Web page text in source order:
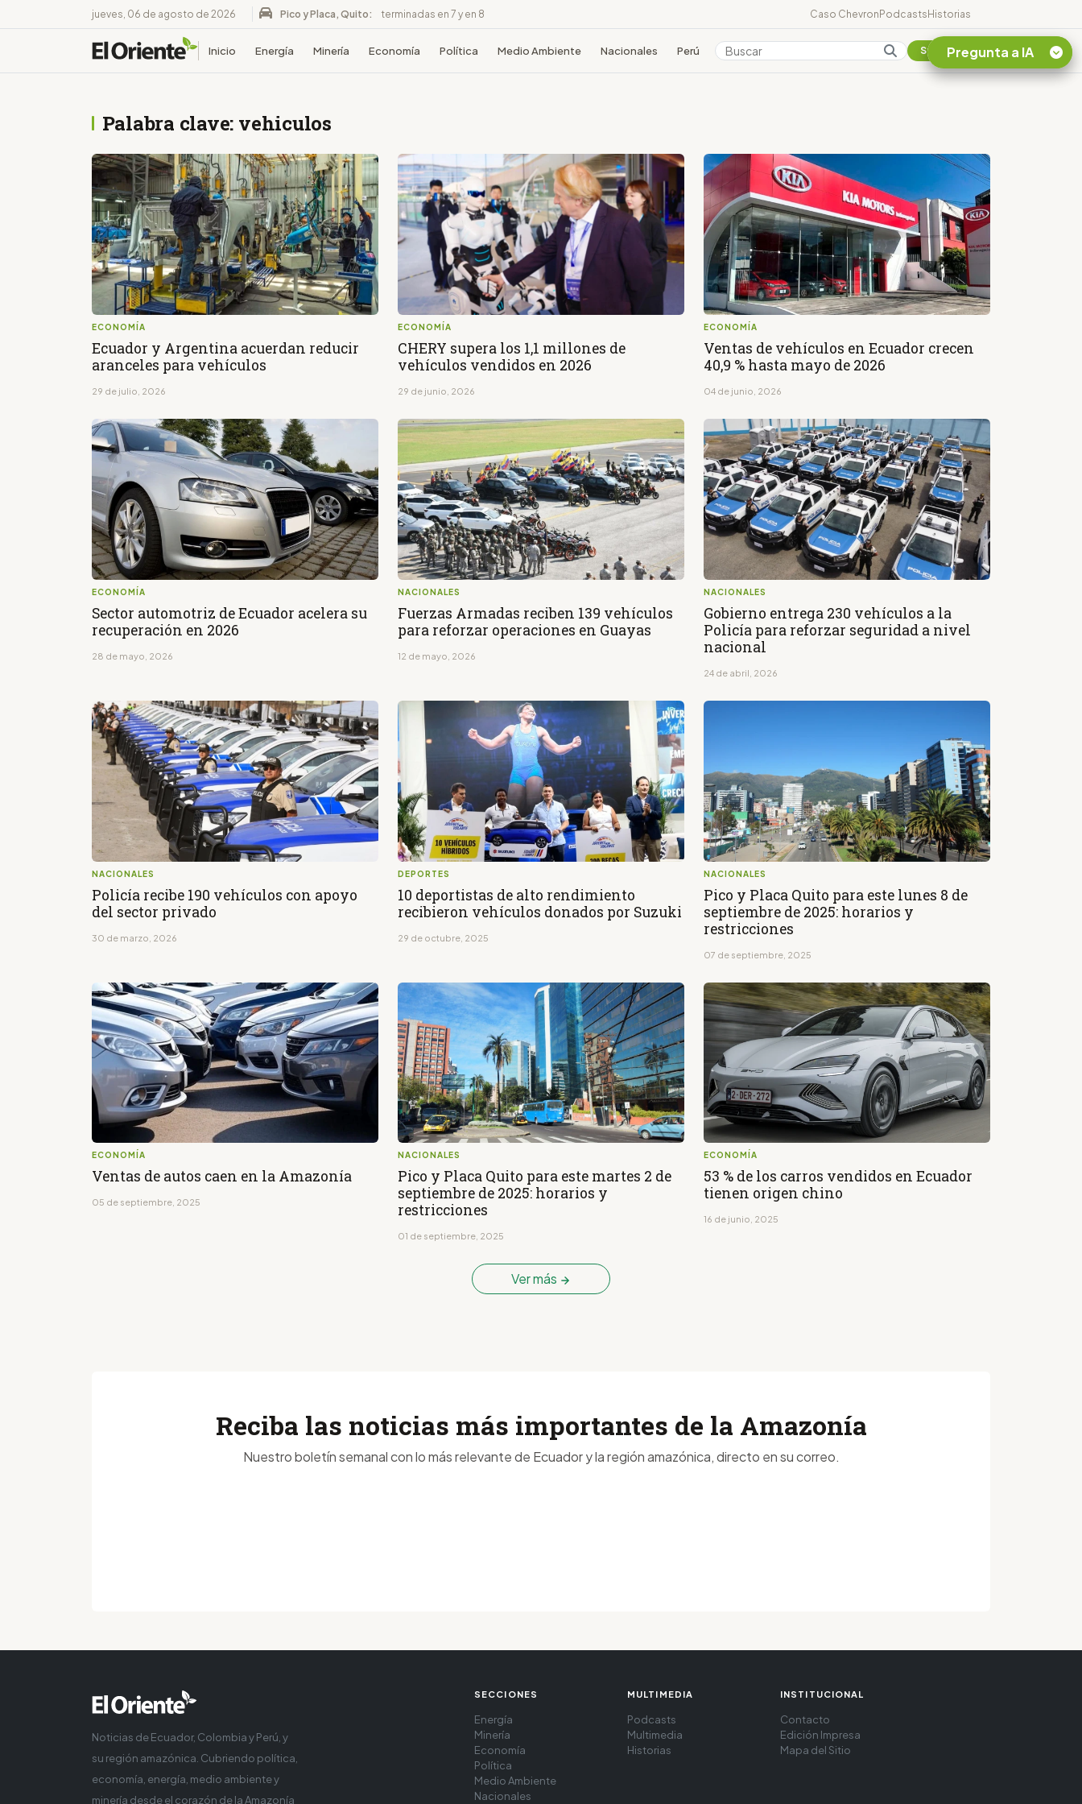
jueves, 06 de agosto de 2026 Pico y Placa, Quito: terminadas en 7 y en 8 Caso ChevronPodcastsHistorias
Inicio Energía Minería Economía Política Medio Ambiente Nacionales Perú Colombia Suscribirse
Palabra clave: vehiculos
ECONOMÍA
Ecuador y Argentina acuerdan reducir
aranceles para vehículos
29 de julio, 2026
ECONOMÍA
CHERY supera los 1,1 millones de
vehículos vendidos en 2026
29 de junio, 2026
ECONOMÍA
Ventas de vehículos en Ecuador crecen
40,9 % hasta mayo de 2026
04 de junio, 2026
ECONOMÍA
Sector automotriz de Ecuador acelera su
recuperación en 2026
28 de mayo, 2026
NACIONALES
Fuerzas Armadas reciben 139 vehículos
para reforzar operaciones en Guayas
12 de mayo, 2026
NACIONALES
Gobierno entrega 230 vehículos a la
Policía para reforzar seguridad a nivel
nacional
24 de abril, 2026
NACIONALES
Policía recibe 190 vehículos con apoyo
del sector privado
30 de marzo, 2026
DEPORTES
10 deportistas de alto rendimiento
recibieron vehículos donados por Suzuki
29 de octubre, 2025
NACIONALES
Pico y Placa Quito para este lunes 8 de
septiembre de 2025: horarios y
restricciones
07 de septiembre, 2025
ECONOMÍA
Ventas de autos caen en la Amazonía
05 de septiembre, 2025
NACIONALES
Pico y Placa Quito para este martes 2 de
septiembre de 2025: horarios y
restricciones
01 de septiembre, 2025
ECONOMÍA
53 % de los carros vendidos en Ecuador
tienen origen chino
16 de junio, 2025
Ver más
Pregunta a IA
Listar destinos
turísticos de la
Amazonia Ecuatoriana
¿En que consiste la
tasa minera que rige en
Ecuador?
Reciba las noticias más importantes de la Amazonía
Nuestro boletín semanal con lo más relevante de Ecuador y la región amazónica, directo en su correo.
Noticias de Ecuador, Colombia y Perú, y
su región amazónica. Cubriendo política,
economía, energía, medio ambiente y
minería desde el corazón de la Amazonía
SECCIONES
Energía
Minería
Economía
Política
Medio Ambiente
Nacionales
MULTIMEDIA
Podcasts
Multimedia
Historias
INSTITUCIONAL
Contacto
Edición Impresa
Mapa del Sitio